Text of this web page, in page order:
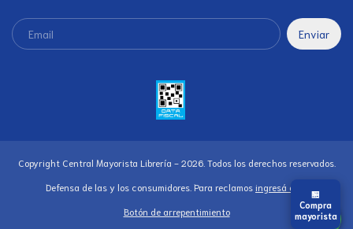
Copyright Central Mayorista Librería - 2026. Todos los derechos reservados.
Defensa de las y los consumidores. Para reclamos ingresá acá.
Botón de arrepentimiento
🏪
Compra
mayorista